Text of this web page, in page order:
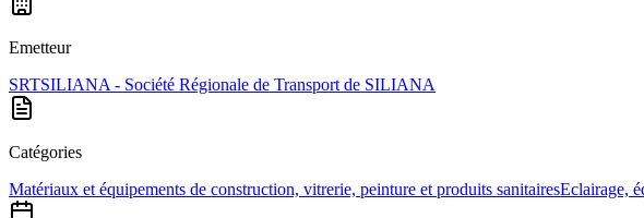
Emetteur
SRTSILIANA - Société Régionale de Transport de SILIANA
Catégories
Matériaux et équipements de construction, vitrerie, peinture et produits sanitairesEclairage,